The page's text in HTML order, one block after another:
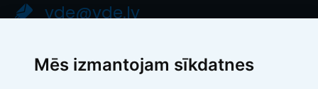
Mēs izmantojam sīkdatnes
vde@vde.lv
SIA "LEIC TH"
Reģ. Nr.: 40103394280